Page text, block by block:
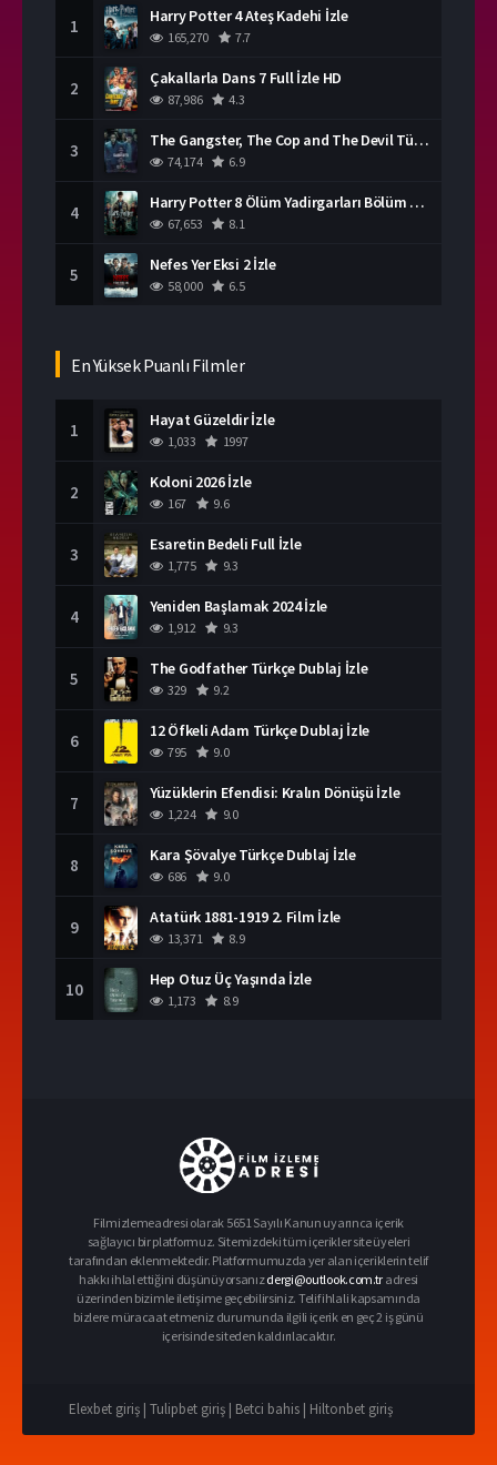
1 Harry Potter 4 Ateş Kadehi İzle
165,270 7.7
2 Çakallarla Dans 7 Full İzle HD
87,986 4.3
3 The Gangster, The Cop and The Devil Türkçe Dublaj İzle
74,174 6.9
4 Harry Potter 8 Ölüm Yadirgarları Bölüm 2 İzle
67,653 8.1
5 Nefes Yer Eksi 2 İzle
58,000 6.5
En Yüksek Puanlı Filmler
1 Hayat Güzeldir İzle
1,033 1997
2 Koloni 2026 İzle
167 9.6
3 Esaretin Bedeli Full İzle
1,775 9.3
4 Yeniden Başlamak 2024 İzle
1,912 9.3
5 The Godfather Türkçe Dublaj İzle
329 9.2
6 12 Öfkeli Adam Türkçe Dublaj İzle
795 9.0
7 Yüzüklerin Efendisi: Kralın Dönüşü İzle
1,224 9.0
8 Kara Şövalye Türkçe Dublaj İzle
686 9.0
9 Atatürk 1881-1919 2. Film İzle
13,371 8.9
10 Hep Otuz Üç Yaşında İzle
1,173 8.9
Filmizlemeadresi olarak 5651 Sayılı Kanun uyarınca içerik
sağlayıcı bir platformuz. Sitemizdeki tüm içerikler site üyeleri
tarafından eklenmektedir. Platformumuzda yer alan içeriklerin telif
hakkı ihlal ettiğini düşünüyorsanızdergi@outlook.com.tr adresi
üzerinden bizimle iletişime geçebilirsiniz. Telif ihlali kapsamında
bizlere müracaat etmeniz durumunda ilgili içerik en geç 2 iş günü
içerisinde siteden kaldırılacaktır.
Elexbet giriş | Tulipbet giriş | Betci bahis | Hiltonbet giriş